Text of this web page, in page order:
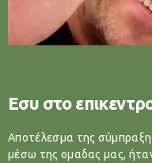
Εσυ στο
Αποτέλεσμα της
μέσω της ομαδας μας,